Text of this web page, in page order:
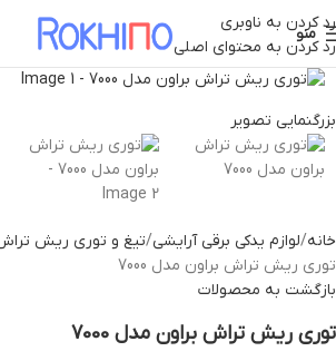
رد کردن به ناوبری
رد کردن به محتوای اصلی
منو
بزرگنمایی تصویر
خانه لوازم یدکی برقی آرایشی تیغ و توری ریش
توری ریش تراش براون مدل 7000
بازگشت به محصولات
توری ریش تراش براون مدل 7000